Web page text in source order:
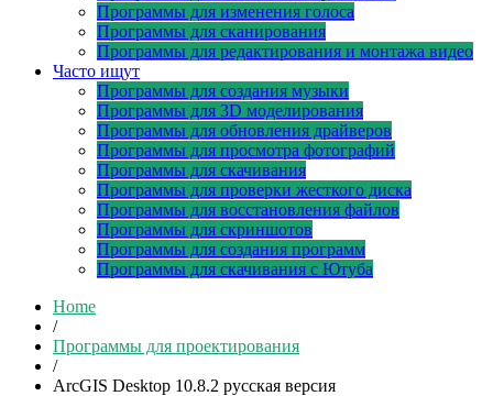
Программы для изменения голоса
Программы для сканирования
Программы для редактирования и монтажа видео
Часто ищут
Программы для создания музыки
Программы для 3D моделирования
Программы для обновления драйверов
Программы для просмотра фотографий
Программы для скачивания
Программы для проверки жесткого диска
Программы для восстановления файлов
Программы для скриншотов
Программы для создания программ
Программы для скачивания с Ютуба
Home
/
Программы для проектирования
/
ArcGIS Desktop 10.8.2 русская версия